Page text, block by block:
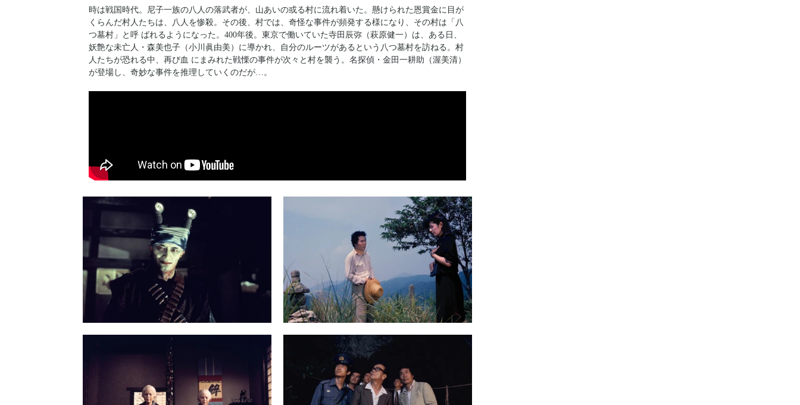
時は戦国時代。尼子一族の八人の落武者が、山あいの或る村に流れ着いた。懸けられた恩賞金に目が
くらんだ村人たちは、八人を惨殺。その後、村では、奇怪な事件が頻発する様になり、その村は「八
つ墓村」と呼 ばれるようになった。400年後。東京で働いていた寺田辰弥（萩原健一）は、ある日、
妖艶な未亡人・森美也子（小川眞由美）に導かれ、自分のルーツがあるという八つ墓村を訪ねる。村
人たちが恐れる中、再び血 にまみれた戦慄の事件が次々と村を襲う。名探偵・金田一耕助（渥美清）
が登場し、奇妙な事件を推理していくのだが…。